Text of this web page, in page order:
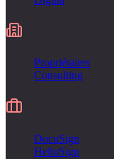
Propriétaires
Consulting
DocuSign
HelloSign